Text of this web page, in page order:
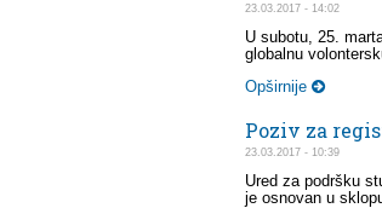
23.03.2017 - 14:02
U subotu, 25.
globalnu
Opširnije
Poziv za
23.03.2017 - 10:39
Ured za podršku
je osnovan u